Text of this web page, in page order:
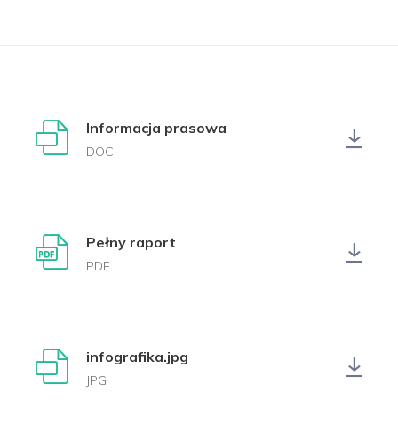
Informacja prasowa
DOC
Pełny raport
PDF
infografika.jpg
JPG